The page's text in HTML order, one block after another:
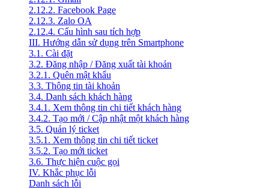
2.12.2. Facebook Page
2.12.3. Zalo OA
2.12.4. Cấu hình sau tích hợp
III. Hướng dẫn sử dụng trên Smartphone
3.1. Cài đặt
3.2. Đăng nhập / Đăng xuất tài khoản
3.2.1. Quên mật khẩu
3.3. Thông tin tài khoản
3.4. Danh sách khách hàng
3.4.1. Xem thông tin chi tiết khách hàng
3.4.2. Tạo mới / Cập nhật một khách hàng
3.5. Quản lý ticket
3.5.1. Xem thông tin chi tiết ticket
3.5.2. Tạo mới ticket
3.6. Thực hiện cuộc gọi
IV. Khắc phục lỗi
Danh sách lỗi